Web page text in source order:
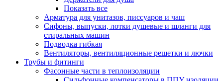
Показать все
Арматура для унитазов, писсуаров и чаш
Сифоны, выпуски, лотки душевые и шланги для
стиральных машин
Подводка гибкая
Вентиляторы, вентиляционные решетки и лючки
Трубы и фитинги
Фасонные части в теплоизоляции